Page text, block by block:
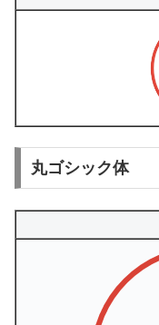
丸ゴシック体